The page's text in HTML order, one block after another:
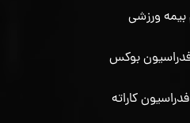
بیمه ورزشی
بوکس
کاراته